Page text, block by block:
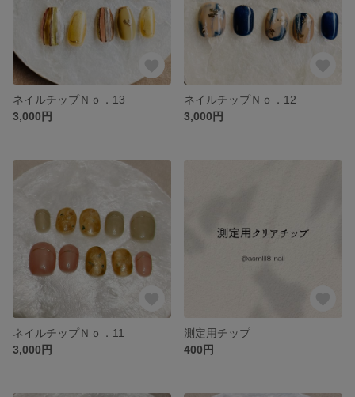
ネイルチップＮｏ．13
3,000円
ネイルチップＮｏ．12
3,000円
ネイルチップＮｏ．11
3,000円
測定用チップ
400円